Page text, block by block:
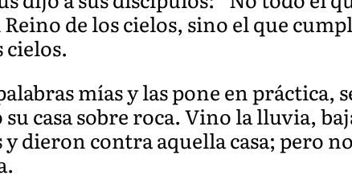
de los cielos, sino el que
cielos.
mías y las pone en práctica,
casa sobre roca. Vino la lluvia,
dieron contra aquella casa; pero